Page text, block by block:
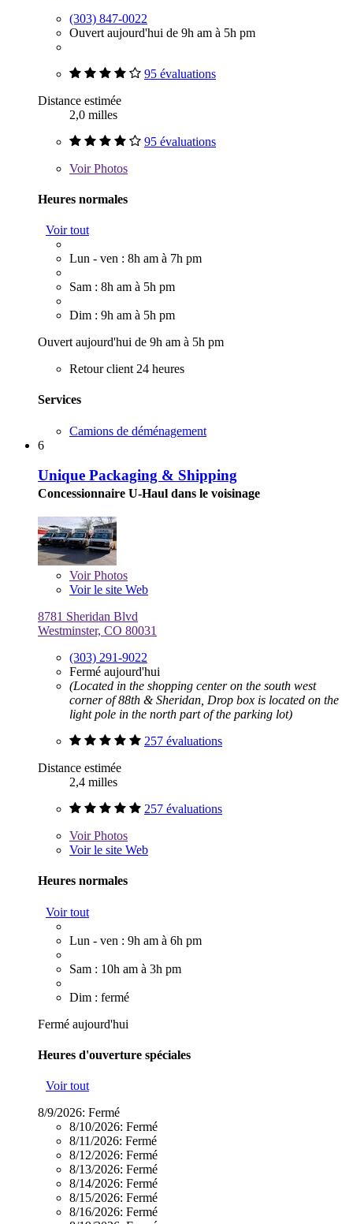
(303) 847-0022
Ouvert aujourd'hui de 9h am à 5h pm
95 évaluations
Distance estimée
2,0 milles
95 évaluations
VoirPhotos
Heures normales
Voir tout
Lun - ven : 8h am à 7h pm
Sam : 8h am à 5h pm
Dim : 9h am à 5h pm
Ouvert aujourd'hui de 9h am à 5h pm
Retour client 24 heures
Services
Camions de déménagement
6
Unique Packaging & Shipping
Concessionnaire U-Haul dans le voisinage
VoirPhotos
Voir le site Web
8781 Sheridan Blvd
Westminster, CO 80031
(303) 291-9022
Fermé aujourd'hui
(Located in the shopping center on the south west
corner of 88th & Sheridan, Drop box is located on the
light pole in the north part of the parking lot)
257 évaluations
Distance estimée
2,4 milles
257 évaluations
VoirPhotos
Voir le site Web
Heures normales
Voir tout
Lun - ven : 9h am à 6h pm
Sam : 10h am à 3h pm
Dim : fermé
Fermé aujourd'hui
Heures d'ouverture spéciales
Voir tout
8/9/2026: Fermé
8/10/2026: Fermé
8/11/2026: Fermé
8/12/2026: Fermé
8/13/2026: Fermé
8/14/2026: Fermé
8/15/2026: Fermé
8/16/2026: Fermé